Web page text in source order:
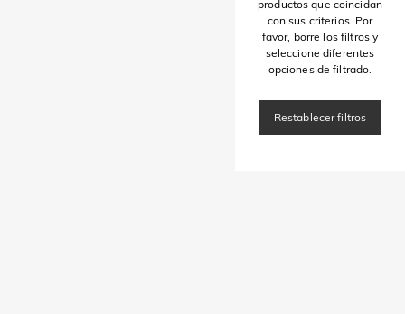
productos que coincidan
con sus criterios. Por
favor, borre los filtros y
seleccione diferentes
opciones de filtrado.
Restablecer filtros